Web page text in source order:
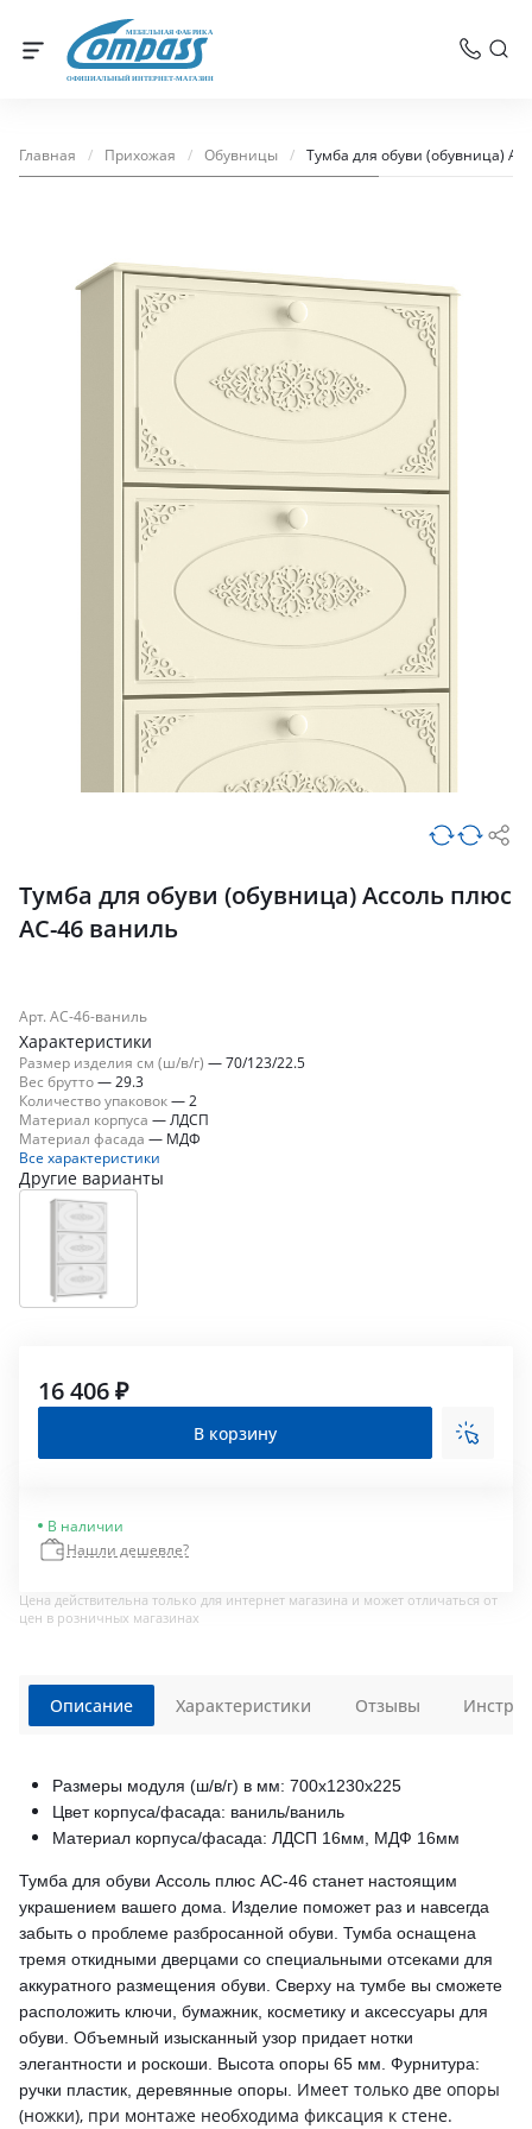
МЕБЕЛЬНАЯ ФАБРИКА
ОФИЦИАЛЬНЫЙ ИНТЕРНЕТ-МАГАЗИН
Главная / Прихожая / Обувницы / Тумба для обуви (обувница)
Тумба для обуви (обувница) Ассоль плюс
АС-46 ваниль
Арт. АС-46-ваниль
Характеристики
Размер изделия см (ш/в/г) —70/123/22.5
Вес брутто— 29.3
Количество упаковок— 2
Материал корпуса — ЛДСП
Материал фасада — МДФ
Все характеристики
Другие варианты
16 406 ₽
В корзину
В наличии
Нашли дешевле?
Цена действительна только для интернет магазина и может отличаться от
цен в розничных магазинах
Описание
Размеры модуля (ш/в/г) в мм: 700х1230х225
Цвет корпуса/фасада: ваниль/ваниль
Материал корпуса/фасада: ЛДСП 16мм, МДФ 16мм
Тумба для обуви Ассоль плюс АС-46 станет настоящим
украшением вашего дома. Изделие поможет раз и навсегда
забыть о проблеме разбросанной обуви. Тумба оснащена
тремя откидными дверцами со специальными отсеками для
аккуратного размещения обуви. Сверху на тумбе вы сможете
расположить ключи, бумажник, косметику и аксессуары для
обуви. Объемный изысканный узор придает нотки
элегантности и роскоши. Высота опоры 65 мм. Фурнитура:
ручки пластик, деревянные опоры. Имеет только две опоры
(ножки), при монтаже необходима фиксация к стене.
Характеристики Отзывы